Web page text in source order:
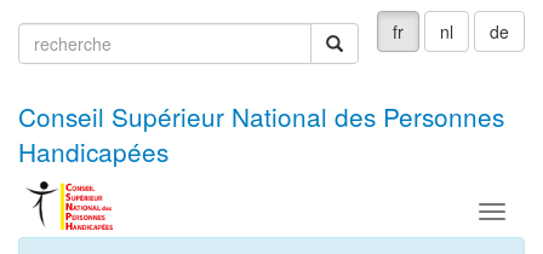
fr nl de
recherche
Conseil Supérieur National des Personnes
Handicapées
Menu